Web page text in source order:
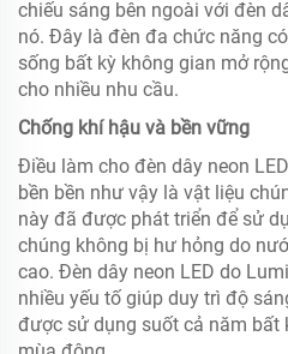
chiếu sáng bên ngoài với đèn
nó. Đây là đèn đa chức năng
sống bất kỳ không gian mở
cho nhiều nhu cầu.
Chống khí hậu và bền vững
Điều làm cho đèn dây neon
bền bền như vậy là vật liệu
này đã được phát triển để sử
chúng không bị hư hỏng do
cao. Đèn dây neon LED do
nhiều yếu tố giúp duy trì độ
được sử dụng suốt cả năm bất